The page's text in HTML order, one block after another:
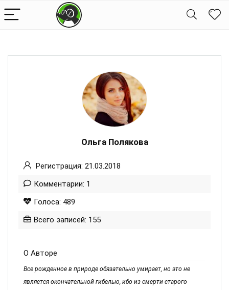
Ольга Полякова
Регистрация: 21.03.2018
Комментарии: 1
Голоса: 489
Всего записей: 155
О Авторе
Все рожденное в природе обязательно умирает, но это не
является окончательной гибелью, ибо из смерти старого